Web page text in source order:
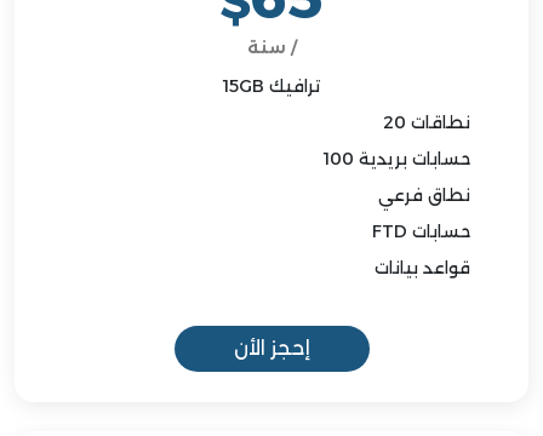
/ سنة
ترافيك 15GB
نطاقات 20
حسابات بريدية 100
نطاق فرعي
حسابات FTD
قواعد بيانات
إحجز الأن